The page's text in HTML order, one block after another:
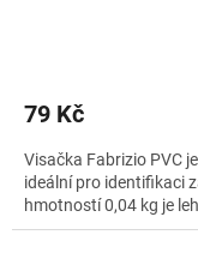
79 Kč
Visačka Fabrizio PVC
ideální pro identifikaci
hmotností 0,04 kg je